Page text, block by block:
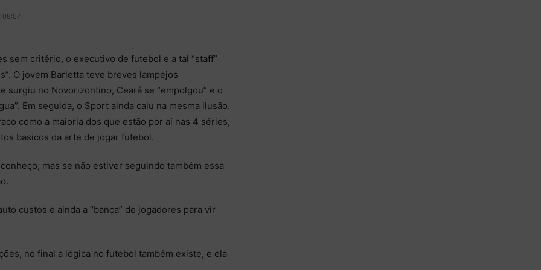
08:07
sem critério, o executivo de futebol e a tal “staff”
O jovem Barletta teve breves lampejos
surgiu no Novorizontino, Ceará se “empolgou” e o
Em seguida, o Sport ainda caiu na mesma ilusão.
como a maioria dos que estão por aí nas 4 séries,
basicos da arte de jogar futebol.
mas se não estiver seguindo também essa
custos e ainda a “banca” de jogadores para vir
no final a lógica no futebol também existe, e ela